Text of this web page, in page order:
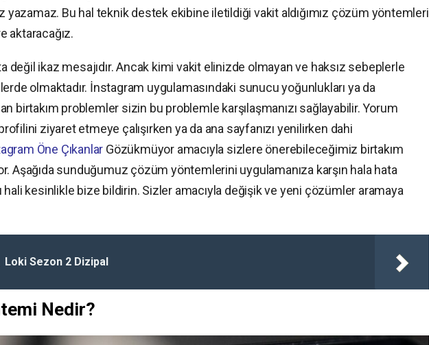
yazamaz. Bu hal teknik destek ekibine iletildiği vakit aldığımız çözüm yöntemleri
aktaracağız.
değil ikaz mesajıdır. Ancak kimi vakit elinizde olmayan ve haksız sebeplerle
olmaktadır. İnstagram uygulamasındaki sunucu yoğunlukları ya da
birtakım problemler sizin bu problemle karşılaşmanızı sağlayabilir. Yorum
ziyaret etmeye çalışırken ya da ana sayfanızı yenilirken dahi
Öne Çıkanlar Gözükmüyor amacıyla sizlere önerebileceğimiz birtakım
Aşağıda sunduğumuz çözüm yöntemlerini uygulamanıza karşın hala hata
kesinlikle bize bildirin. Sizler amacıyla değişik ve yeni çözümler aramaya
Loki Sezon 2 Dizipal
Nedir?